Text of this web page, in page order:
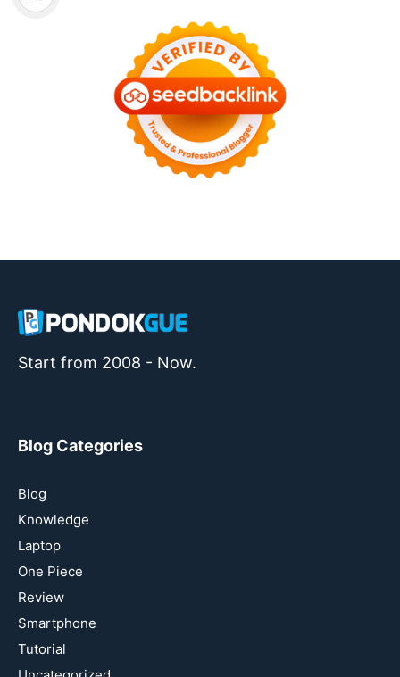
Start from 2008 - Now.
Blog Categories
Blog
Knowledge
Laptop
One Piece
Review
Smartphone
Tutorial